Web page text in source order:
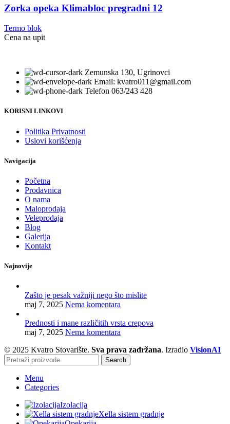
Zorka opeka Klimabloc pregradni 12
Termo blok
Cena na upit
Zemunska 130, Ugrinovci
Email: kvatro011@gmail.com
Telefon 063/243 428
KORISNI LINKOVI
Politika Privatnosti
Uslovi korišćenja
Navigacija
Početna
Prodavnica
O nama
Maloprodaja
Veleprodaja
Blog
Galerija
Kontakt
Najnovije
Zašto je pesak važniji nego što mislite
maj 7, 2025 Nema komentara
Prednosti i mane različitih vrsta crepova
maj 7, 2025 Nema komentara
© 2025 Kvatro Stovarište. Sva prava zadržana. Izradio VisionAI
Search
Menu
Categories
Izolacija
Xella sistem gradnje